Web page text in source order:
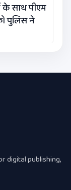
के साथ पीएम
पुलिस ने
digital publishing,